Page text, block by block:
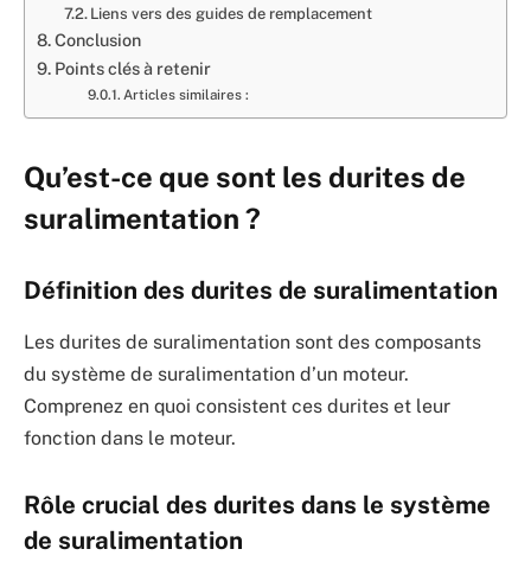
Liens vers des guides de remplacement
Conclusion
Points clés à retenir
Articles similaires :
Qu’est-ce que sont les durites de
suralimentation ?
Définition des durites de suralimentation
Les durites de suralimentation sont des composants
du système de suralimentation d’un moteur.
Comprenez en quoi consistent ces durites et leur
fonction dans le moteur.
Rôle crucial des durites dans le système
de suralimentation